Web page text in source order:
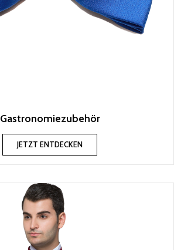
Gastronomiezubehör
JETZT ENTDECKEN